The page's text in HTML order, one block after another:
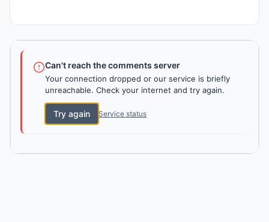
Can't reach the comments server
Your connection dropped or our service is briefly
unreachable. Check your internet and try again.
Try again Service status